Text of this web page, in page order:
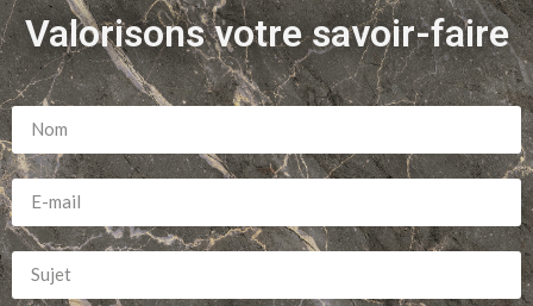
Valorisons votre savoir-faire